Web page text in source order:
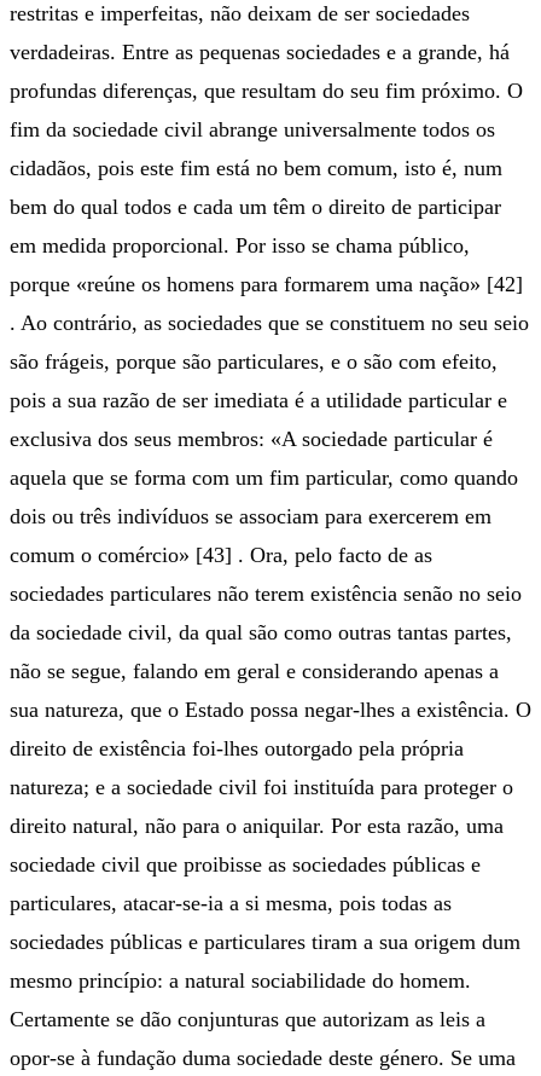
restritas e imperfeitas, não deixam de ser sociedades
verdadeiras. Entre as pequenas sociedades e a grande, há
profundas diferenças, que resultam do seu fim próximo. O
fim da sociedade civil abrange universalmente todos os
cidadãos, pois este fim está no bem comum, isto é, num
bem do qual todos e cada um têm o direito de participar
em medida proporcional. Por isso se chama público,
porque «reúne os homens para formarem uma nação» [42]
. Ao contrário, as sociedades que se constituem no seu seio
são frágeis, porque são particulares, e o são com efeito,
pois a sua razão de ser imediata é a utilidade particular e
exclusiva dos seus membros: «A sociedade particular é
aquela que se forma com um fim particular, como quando
dois ou três indivíduos se associam para exercerem em
comum o comércio» [43] . Ora, pelo facto de as
sociedades particulares não terem existência senão no seio
da sociedade civil, da qual são como outras tantas partes,
não se segue, falando em geral e considerando apenas a
sua natureza, que o Estado possa negar-lhes a existência. O
direito de existência foi-lhes outorgado pela própria
natureza; e a sociedade civil foi instituída para proteger o
direito natural, não para o aniquilar. Por esta razão, uma
sociedade civil que proibisse as sociedades públicas e
particulares, atacar-se-ia a si mesma, pois todas as
sociedades públicas e particulares tiram a sua origem dum
mesmo princípio: a natural sociabilidade do homem.
Certamente se dão conjunturas que autorizam as leis a
opor-se à fundação duma sociedade deste género. Se uma